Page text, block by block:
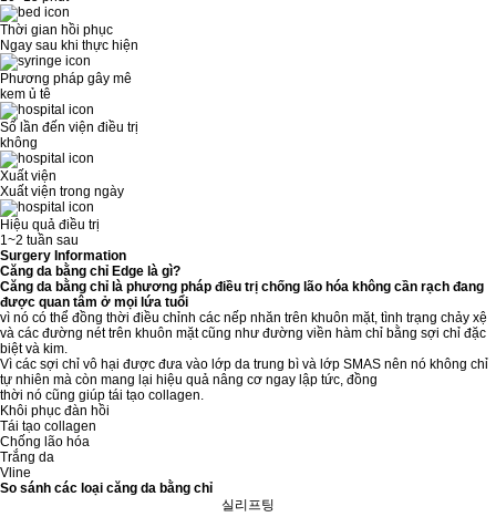
Thời gian hồi phục
Ngay sau khi thực hiện
Phương pháp gây mê
kem ủ tê
Số lần đến viện điều trị
không
Xuất viện
Xuất viện trong ngày
Hiệu quả điều trị
1~2 tuần sau
Surgery Information
Căng da bằng chỉ Edge là gì?
Căng da bằng chỉ là phương pháp điều trị chống lão hóa không cần rạch đang
được quan tâm ở mọi lứa tuổi
vì nó có thể đồng thời điều chỉnh các nếp nhăn trên khuôn mặt, tình trạng chảy xệ
và các đường nét trên khuôn mặt cũng như đường viền hàm chỉ bằng sợi chỉ đặc
biệt và kim.
Vì các sợi chỉ vô hại được đưa vào lớp da trung bì và lớp SMAS nên nó không chỉ
tự nhiên mà còn mang lại hiệu quả nâng cơ ngay lập tức, đồng
thời nó cũng giúp tái tạo collagen.
Khôi phục đàn hồi
Tái tạo collagen
Chống lão hóa
Trắng da
Vline
So sánh các loại căng da bằng chỉ
실리프팅